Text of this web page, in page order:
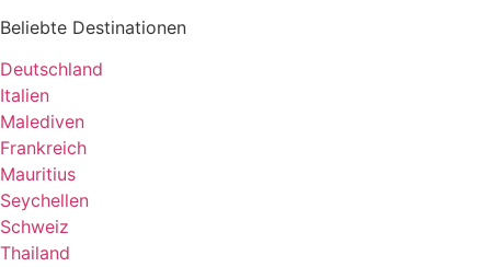
Beliebte Destinationen
Deutschland
Italien
Malediven
Frankreich
Mauritius
Seychellen
Schweiz
Thailand